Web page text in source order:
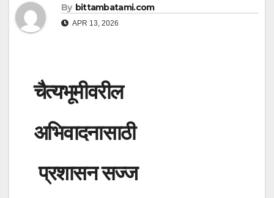
By bittambatami.com
APR 13, 2026
चैत्यभूमीवरील
अभिवादनासाठी
प्रशासनसज्ज